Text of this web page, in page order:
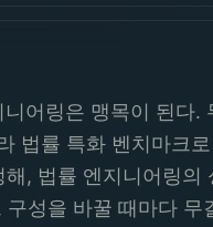
어링은 맹목이 된다.
법률 특화 벤치마크
, 법률 엔지니어링의
성을 바꿀 때마다 무